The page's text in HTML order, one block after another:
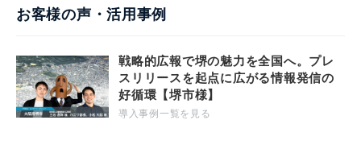
お客様の声・活用事例
戦略的広報で堺の魅力を全国へ。プレ
スリリースを起点に広がる情報発信の
好循環【堺市様】
導入事例一覧を見る